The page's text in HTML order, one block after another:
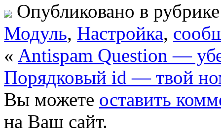
Опубликовано в
Модуль, Настройка,
« Antispam Question —
Порядковый id — твой
Вы можете оставить
на Ваш сайт.